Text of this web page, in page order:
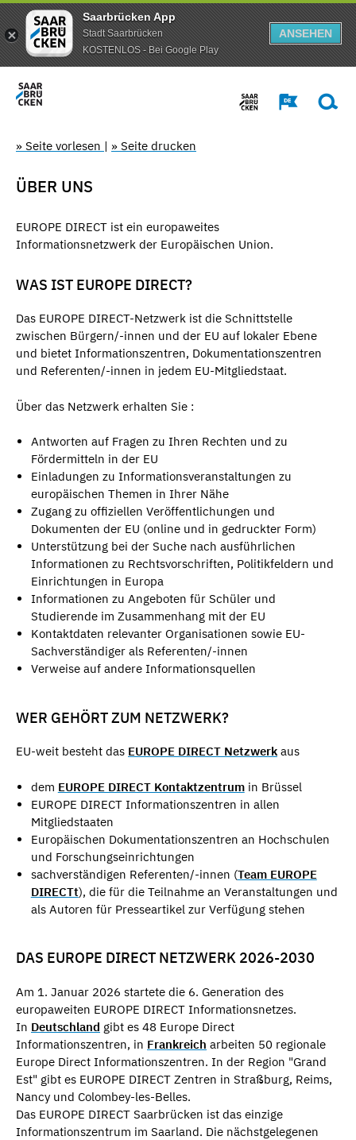
Saarbrücken App
Stadt Saarbrücken
KOSTENLOS - Bei Google Play
ANSEHEN
» Seite vorlesen | » Seite drucken
ÜBER UNS
EUROPE DIRECT ist ein europaweites
Informationsnetzwerk der Europäischen Union.
WAS IST EUROPE DIRECT?
Das EUROPE DIRECT-Netzwerk ist die Schnittstelle
zwischen Bürgern/-innen und der EU auf lokaler Ebene
und bietet Informationszentren, Dokumentationszentren
und Referenten/-innen in jedem EU-Mitgliedstaat.
Über das Netzwerk erhalten Sie :
Antworten auf Fragen zu Ihren Rechten und zu
Fördermitteln in der EU
Einladungen zu Informationsveranstaltungen zu
europäischen Themen in Ihrer Nähe
Zugang zu offiziellen Veröffentlichungen und
Dokumenten der EU (online und in gedruckter Form)
Unterstützung bei der Suche nach ausführlichen
Informationen zu Rechtsvorschriften, Politikfeldern und
Einrichtungen in Europa
Informationen zu Angeboten für Schüler und
Studierende im Zusammenhang mit der EU
Kontaktdaten relevanter Organisationen sowie EU-
Sachverständiger als Referenten/-innen
Verweise auf andere Informationsquellen
WER GEHÖRT ZUM NETZWERK?
EU-weit besteht das EUROPE DIRECT Netzwerkaus
dem EUROPE DIRECT Kontaktzentrumin Brüssel
EUROPE DIRECT Informationszentren in allen
Mitgliedstaaten
Europäischen Dokumentationszentren an Hochschulen
und Forschungseinrichtungen
sachverständigen Referenten/-innen (Team EUROPE
DIRECTt), die für die Teilnahme an Veranstaltungen und
als Autoren für Presseartikel zur Verfügung stehen
DAS EUROPE DIRECT NETZWERK 2026-2030
Am 1. Januar 2026 startete die 6. Generation des
europaweiten EUROPE DIRECT Informationsnetzes.
In Deutschland gibt es 48 Europe Direct
Informationszentren, in Frankreich arbeiten 50 regionale
Europe Direct Informationszentren. In der Region "Grand
Est" gibt es EUROPE DIRECT Zentren in Straßburg, Reims,
Nancy und Colombey-les-Belles.
Das EUROPE DIRECT Saarbrücken ist das einzige
Informationszentrum im Saarland. Die nächstgelegenen